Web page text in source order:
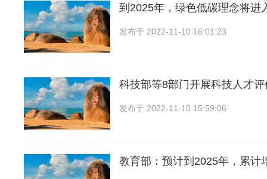
到2025年，绿色低碳理念将进
发布于 2022-11-10 16:01:23
科技部等8部门开展科技人才
发布于 2022-11-10 15:59:06
教育部：预计到2025年，累计